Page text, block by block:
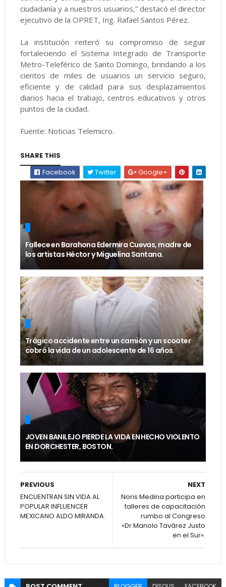
ciudadanía y a nuestros usuarios,” destacó el director
ejecutivo de la OPRET, Ing. Rafael Santos Pérez.
La institución reiteró su compromiso de seguir
fortaleciendo el Sistema Integrado de Transporte
Metro-Teleférico de Santo Domingo, brindando a los
cientos de miles de usuarios un servicio seguro,
eficiente y de calidad para sus desplazamientos
diarios hacia el trabajo, centros educativos y otros
puntos de la ciudad.
Fuente: Noticias Telemicro.
SHARE THIS
Facebook
Twitter Google+
Fallece en Barahona Edermira Cuevas, madre de
los artistas Héctor y Miguelina Santana.
Trágico accidente entre un camión y un scooter
cobró la vida de un adolescente de 16 años.
JOVEN BANILEJO PIERDE LA VIDA EN HECHO VIOLENTO
EN DORCHESTER, BOSTON.
NEXT
Noris Medina participa en
talleres de capacitación
rumbo al Congreso
«Dr.Manolo Tavárez Justo
en el Sur».
PREVIOUS
ENCUENTRAN SIN VIDA AL
POPULAR INFLUENCER
MEXICANO ALDO MIRANDA.